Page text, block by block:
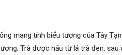
mang tính biểu tượng của Tây
Trà được nấu từ lá trà đen,